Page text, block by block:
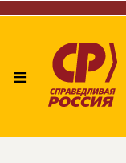
≡